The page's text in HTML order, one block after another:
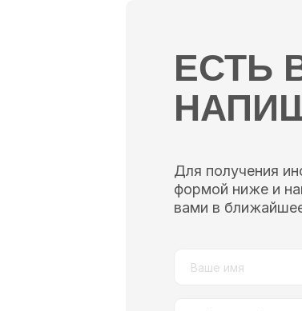
ЕСТЬ
Для получения
формой ниже и
вами в